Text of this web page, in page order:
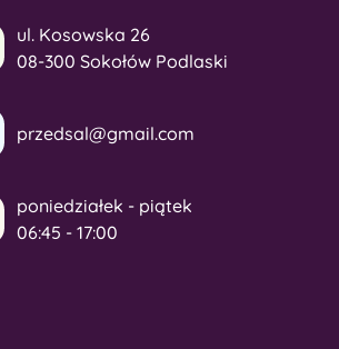
ul. Kosowska 26
08-300 Sokołów Podlaski
przedsal@gmail.com
poniedziałek - piątek
06:45 - 17:00